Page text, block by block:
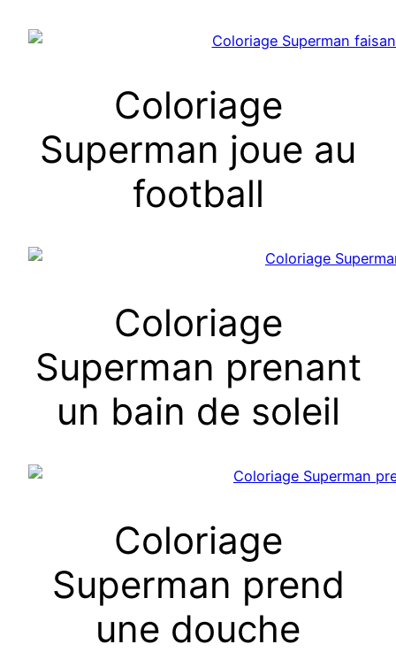
Coloriage
Superman joue au
football
Coloriage
Superman prenant
un bain de soleil
Coloriage
Superman prend
une douche